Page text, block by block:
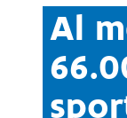
Al